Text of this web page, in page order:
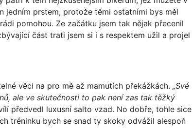
jedním prstem, protože těmi ostatními bys měl
pomohou. Ze začátku jsem tak nějak přecenil
část trati jsem si i s respektem užil a projel
věci na pro mě až mamutích překážkách. „Své
ale ve skutečnosti to pak není zas tak těžký
předvedl luxusní salto vzad. No dobře, tohle sice
tréninku bych se snad ty skoky odvážil alespoň